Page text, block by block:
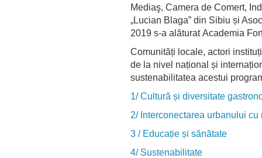
Mediaş, Camera de Comert,
„Lucian Blaga” din Sibiu și
2019 s-a alăturat Academia
Comunități locale, actori
de la nivel național și
sustenabilitatea acestui
1/ Cultură și diversitate
2/ Interconectarea urbanului cu
3 / Educație și sănătate
4/ Sustenabilitate